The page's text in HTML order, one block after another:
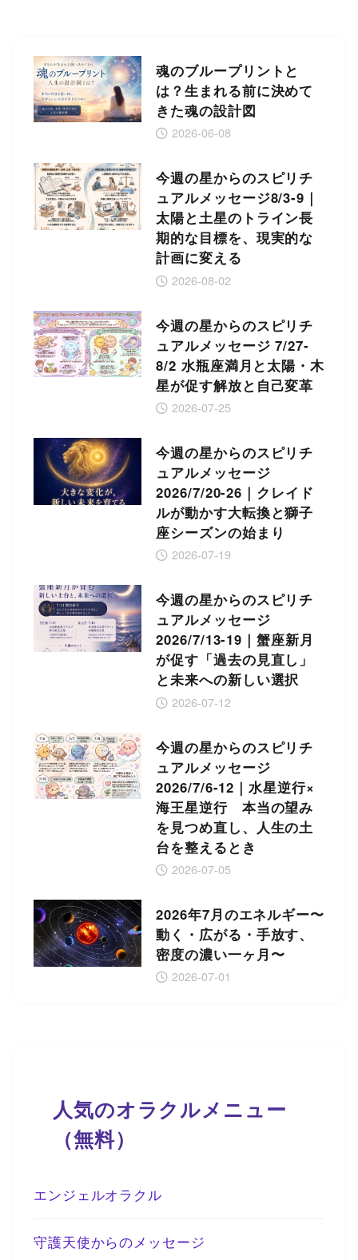
魂のブループリントと
は？生まれる前に決めて
きた魂の設計図
2026-06-08
今週の星からのスピリチ
ュアルメッセージ8/3-9｜
太陽と土星のトライン長
期的な目標を、現実的な
計画に変える
2026-08-02
今週の星からのスピリチ
ュアルメッセージ 7/27-
8/2 水瓶座満月と太陽・木
星が促す解放と自己変革
2026-07-25
今週の星からのスピリチ
ュアルメッセージ
2026/7/20-26｜クレイド
ルが動かす大転換と獅子
座シーズンの始まり
2026-07-19
今週の星からのスピリチ
ュアルメッセージ
2026/7/13-19｜蟹座新月
が促す「過去の見直し」
と未来への新しい選択
2026-07-12
今週の星からのスピリチ
ュアルメッセージ
2026/7/6-12｜水星逆行×
海王星逆行 本当の望み
を見つめ直し、人生の土
台を整えるとき
2026-07-05
2026年7月のエネルギー〜
動く・広がる・手放す、
密度の濃い一ヶ月〜
2026-07-01
人気のオラクルメニュー
（無料）
エンジェルオラクル
守護天使からのメッセージ